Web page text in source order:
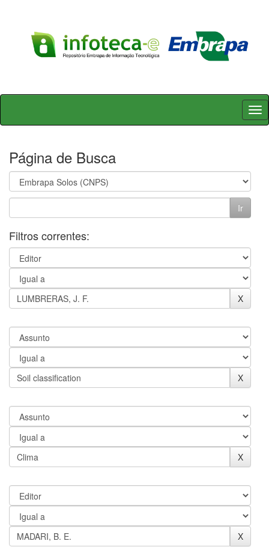
Skip
Página de Busca
Filtros correntes: